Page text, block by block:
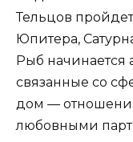
Тельцов
Юпитера,
Рыб начинается
связанные со
дом —
любовными